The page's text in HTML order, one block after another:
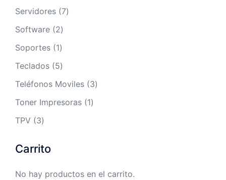
producto
Servidores 77
Software 22
productos
Soportes 11
producto
Teclados 55
productos
Teléfonos Moviles 33
Toner Impresoras 11
TPV 33
Carrito
No hay productos en el carrito.